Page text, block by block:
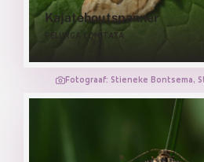
Kajatehoutspanner
PELURGA COMITATA
Fotograaf: Stieneke Bontsema,